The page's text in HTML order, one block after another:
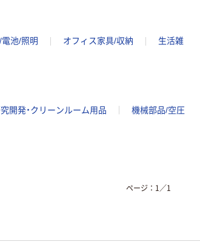
池/照明 オフィス家具/収納
生活雑
開発・クリーンルーム用品
機械部品/空圧
ページ： 1 ／1